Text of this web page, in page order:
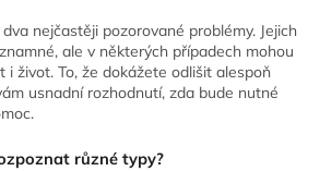
nejčastěji pozorované problémy. Jejich
ale v některých případech mohou
i život. To, že dokážete odlišit alespoň
usnadní rozhodnutí, zda bude nutné
různé typy?